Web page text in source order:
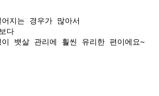
지는 경우가 많아서
다
이 뱃살 관리에 훨씬 유리한 편이에요~